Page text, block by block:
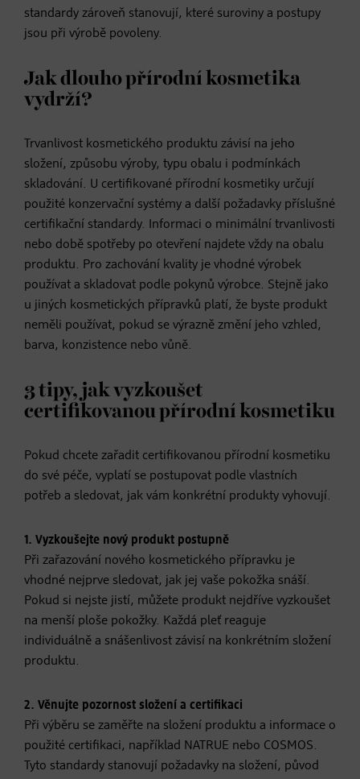
standardy zároveň stanovují, které suroviny a postupy
jsou při výrobě povoleny.
Jak dlouho přírodní kosmetika
vydrží?
Trvanlivost kosmetického produktu závisí na jeho
složení, způsobu výroby, typu obalu i podmínkách
skladování. U certifikované přírodní kosmetiky určují
použité konzervační systémy a další požadavky příslušné
certifikační standardy. Informaci o minimální trvanlivosti
nebo době spotřeby po otevření najdete vždy na obalu
produktu. Pro zachování kvality je vhodné výrobek
používat a skladovat podle pokynů výrobce. Stejně jako
u jiných kosmetických přípravků platí, že byste produkt
neměli používat, pokud se výrazně změní jeho vzhled,
barva, konzistence nebo vůně.
3 tipy, jak vyzkoušet
certifikovanou přírodní kosmetiku
Pokud chcete zařadit certifikovanou přírodní kosmetiku
do své péče, vyplatí se postupovat podle vlastních
potřeb a sledovat, jak vám konkrétní produkty vyhovují.
1. Vyzkoušejte nový produkt postupně
Při zařazování nového kosmetického přípravku je
vhodné nejprve sledovat, jak jej vaše pokožka snáší.
Pokud si nejste jistí, můžete produkt nejdříve vyzkoušet
na menší ploše pokožky. Každá pleť reaguje
individuálně a snášenlivost závisí na konkrétním složení
produktu.
2. Věnujte pozornost složení a certifikaci
Při výběru se zaměřte na složení produktu a informace o
použité certifikaci, například NATRUE nebo COSMOS.
Tyto standardy stanovují požadavky na složení, původ